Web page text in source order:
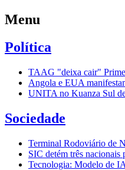
Menu
Política
TAAG "deixa cair"
Angola e EUA
UNITA no Kuanza Sul
Sociedade
Terminal Rodoviário de
SIC detém três
Tecnologia: Modelo de